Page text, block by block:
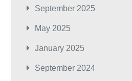
September 2025
May 2025
January 2025
September 2024